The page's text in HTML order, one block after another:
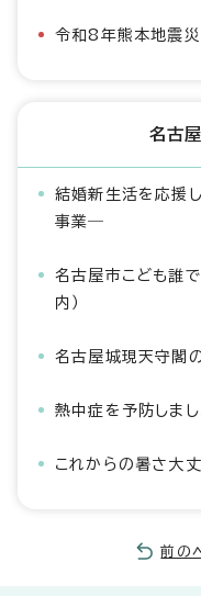
令和8年熊本地震
名古
結婚新生活を応援
事業―
名古屋市こども誰
内）
名古屋城現天守閣
熱中症を予防しまし
これからの暑さ大
前の